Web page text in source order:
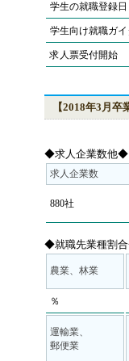
学生の就職登録日
学生向け就職ガイ
求人票受付開始
【2018年3月卒
◆求人企業数他◆
求人企業数
880社
◆就職先業種割
農業、林業
％
運輸業、
郵便業